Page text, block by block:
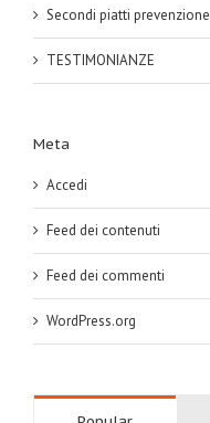
Secondi piatti prevenzione
TESTIMONIANZE
Meta
Accedi
Feed dei contenuti
Feed dei commenti
WordPress.org